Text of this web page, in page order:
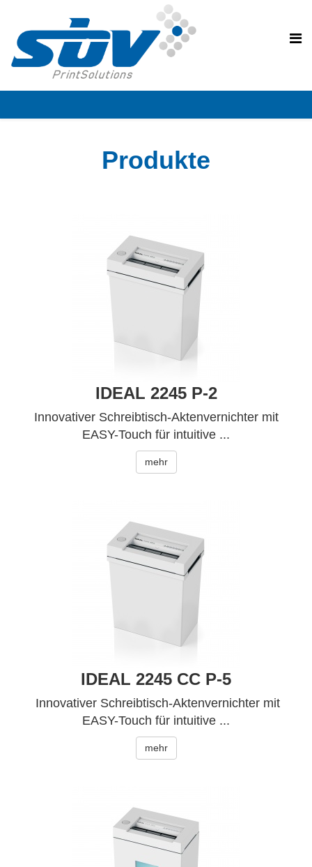
Produkte
IDEAL 2245 P-2
Innovativer Schreibtisch-Aktenvernichter mit
EASY-Touch für intuitive ...
mehr
IDEAL 2245 CC P-5
Innovativer Schreibtisch-Aktenvernichter mit
EASY-Touch für intuitive ...
mehr